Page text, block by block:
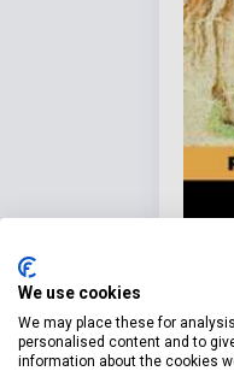
We use cookies
We may place these for
personalised content and to
information about the cookies